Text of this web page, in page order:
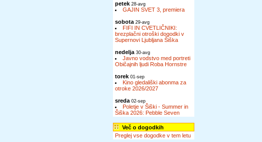
petek 28-avg
GAJIN SVET 3, premiera
sobota 29-avg
FIFI IN CVETLIČNIKI:
brezplačni otroški dogodki v
Supernovi Ljubljana Šiška
nedelja 30-avg
Javno vodstvo med portreti
Običajnih ljudi Roba Hornstre
torek 01-sep
Kino gledališki abonma za
otroke 2026/2027
sreda 02-sep
Poletje v Šiški - Summer in
Šiška 2026: Pebble Seven
Več o dogodkih
Preglej vse dogodke v tem letu